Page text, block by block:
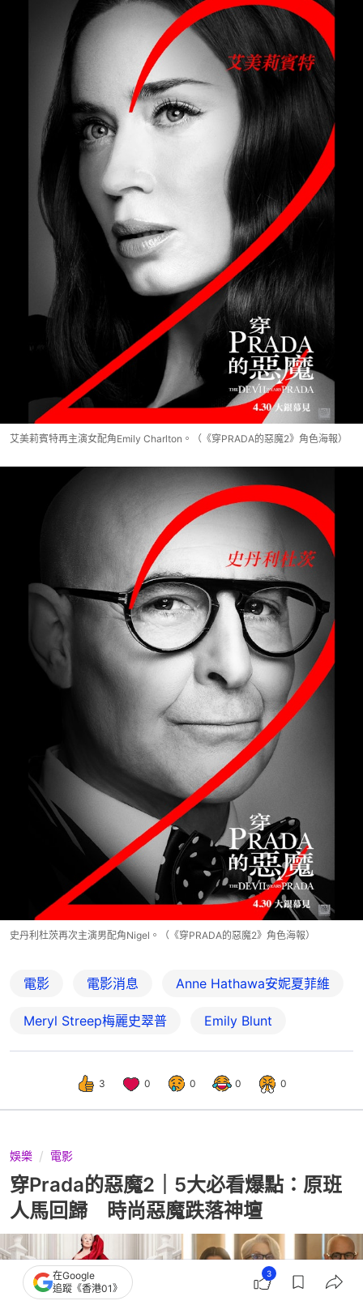
艾美莉賓特再主演女配角Emily Charlton。（《穿PRADA的惡魔2》角色海報）
史丹利杜茨再次主演男配角Nigel。（《穿PRADA的惡魔2》角色海報）
電影 電影消息 Anne Hathawa安妮夏菲維
Meryl Streep梅麗史翠普 Emily Blunt
3 0 0 0 0
娛樂 電影
穿Prada的惡魔2｜5大必看爆點：原班
人馬回歸 時尚惡魔跌落神壇
在Google
追蹤《香港01》
3